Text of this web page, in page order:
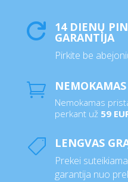
 14 DIENŲ
GARANTIJA
Pirkite be

Nemokamas
perkant už 59
 LENGVAS
Prekei
garantija nuo